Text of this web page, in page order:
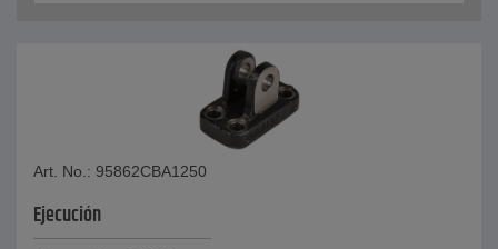
Art. No.: 95862CBA1250
Ejecución